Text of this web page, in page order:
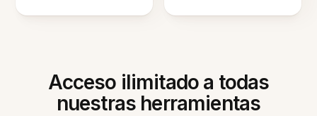
Acceso ilimitado a todas
nuestras herramientas